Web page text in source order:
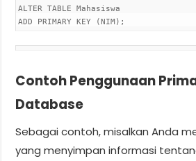
ALTER TABLE Mahasiswa
ADD
PRIMARY KEY (NIM);
Contoh Penggunaan
Database
Sebagai contoh, misalkan Anda
yang menyimpan informasi